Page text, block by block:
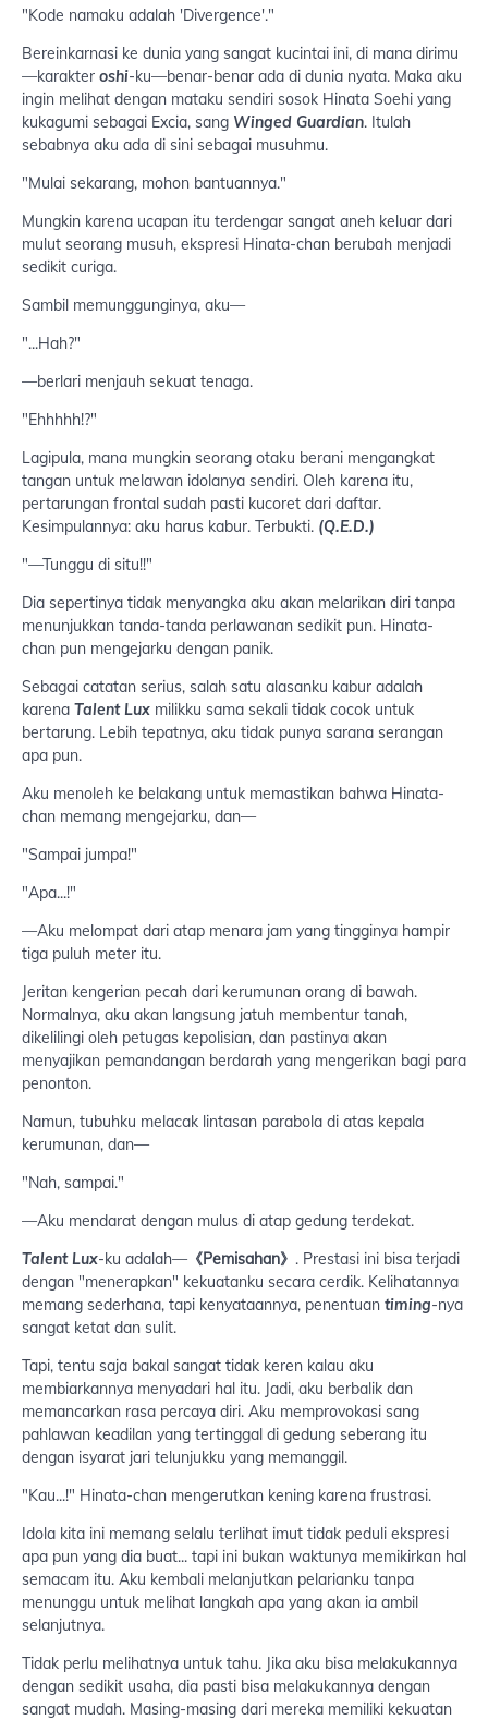
"Kode namaku adalah 'Divergence'."
Bereinkarnasi ke dunia yang sangat kucintai ini, di mana dirimu
—karakter oshi-ku—benar-benar ada di dunia nyata. Maka aku
ingin melihat dengan mataku sendiri sosok Hinata Soehi yang
kukagumi sebagai Excia, sang Winged Guardian. Itulah
sebabnya aku ada di sini sebagai musuhmu.
"Mulai sekarang, mohon bantuannya."
Mungkin karena ucapan itu terdengar sangat aneh keluar dari
mulut seorang musuh, ekspresi Hinata-chan berubah menjadi
sedikit curiga.
Sambil memunggunginya, aku—
"...Hah?"
—berlari menjauh sekuat tenaga.
"Ehhhhh!?"
Lagipula, mana mungkin seorang otaku berani mengangkat
tangan untuk melawan idolanya sendiri. Oleh karena itu,
pertarungan frontal sudah pasti kucoret dari daftar.
Kesimpulannya: aku harus kabur. Terbukti. (Q.E.D.)
"—Tunggu di situ!!"
Dia sepertinya tidak menyangka aku akan melarikan diri tanpa
menunjukkan tanda-tanda perlawanan sedikit pun. Hinata-
chan pun mengejarku dengan panik.
Sebagai catatan serius, salah satu alasanku kabur adalah
karena Talent Lux milikku sama sekali tidak cocok untuk
bertarung. Lebih tepatnya, aku tidak punya sarana serangan
apa pun.
Aku menoleh ke belakang untuk memastikan bahwa Hinata-
chan memang mengejarku, dan—
"Sampai jumpa!"
"Apa...!"
—Aku melompat dari atap menara jam yang tingginya hampir
tiga puluh meter itu.
Jeritan kengerian pecah dari kerumunan orang di bawah.
Normalnya, aku akan langsung jatuh membentur tanah,
dikelilingi oleh petugas kepolisian, dan pastinya akan
menyajikan pemandangan berdarah yang mengerikan bagi para
penonton.
Namun, tubuhku melacak lintasan parabola di atas kepala
kerumunan, dan—
"Nah, sampai."
—Aku mendarat dengan mulus di atap gedung terdekat.
Talent Lux-ku adalah— 《Pemisahan》 . Prestasi ini bisa terjadi
dengan "menerapkan" kekuatanku secara cerdik. Kelihatannya
memang sederhana, tapi kenyataannya, penentuan timing-nya
sangat ketat dan sulit.
Tapi, tentu saja bakal sangat tidak keren kalau aku
membiarkannya menyadari hal itu. Jadi, aku berbalik dan
memancarkan rasa percaya diri. Aku memprovokasi sang
pahlawan keadilan yang tertinggal di gedung seberang itu
dengan isyarat jari telunjukku yang memanggil.
"Kau...!" Hinata-chan mengerutkan kening karena frustrasi.
Idola kita ini memang selalu terlihat imut tidak peduli ekspresi
apa pun yang dia buat... tapi ini bukan waktunya memikirkan hal
semacam itu. Aku kembali melanjutkan pelarianku tanpa
menunggu untuk melihat langkah apa yang akan ia ambil
selanjutnya.
Tidak perlu melihatnya untuk tahu. Jika aku bisa melakukannya
dengan sedikit usaha, dia pasti bisa melakukannya dengan
sangat mudah. Masing-masing dari mereka memiliki kekuatan